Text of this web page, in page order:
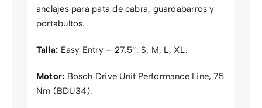
anclajes para pata de cabra, guardabarros y
portabultos.
Talla: Easy Entry – 27.5″: S, M, L, XL.
Motor: Bosch Drive Unit Performance Line, 75
Nm (BDU34).